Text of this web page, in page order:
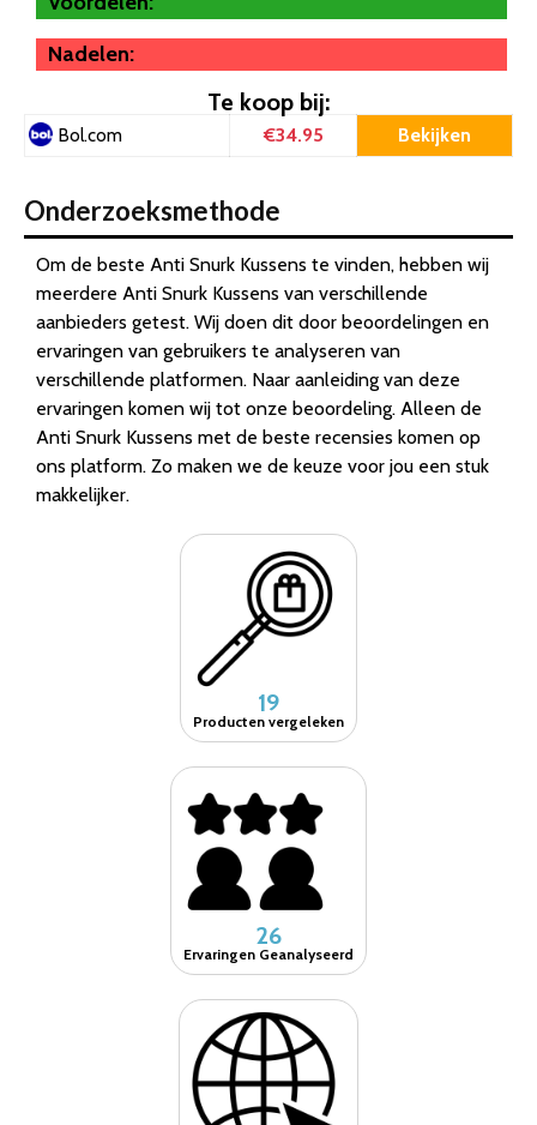
Nadelen:
Te koop bij:
Bol.com €34.95 Bekijken
Onderzoeksmethode
Om de beste Anti Snurk Kussens te vinden, hebben wij
meerdere Anti Snurk Kussens van verschillende
aanbieders getest. Wij doen dit door beoordelingen en
ervaringen van gebruikers te analyseren van
verschillende platformen. Naar aanleiding van deze
ervaringen komen wij tot onze beoordeling. Alleen de
Anti Snurk Kussens met de beste recensies komen op
ons platform. Zo maken we de keuze voor jou een stuk
makkelijker.
19
Producten vergeleken
26
Ervaringen Geanalyseerd